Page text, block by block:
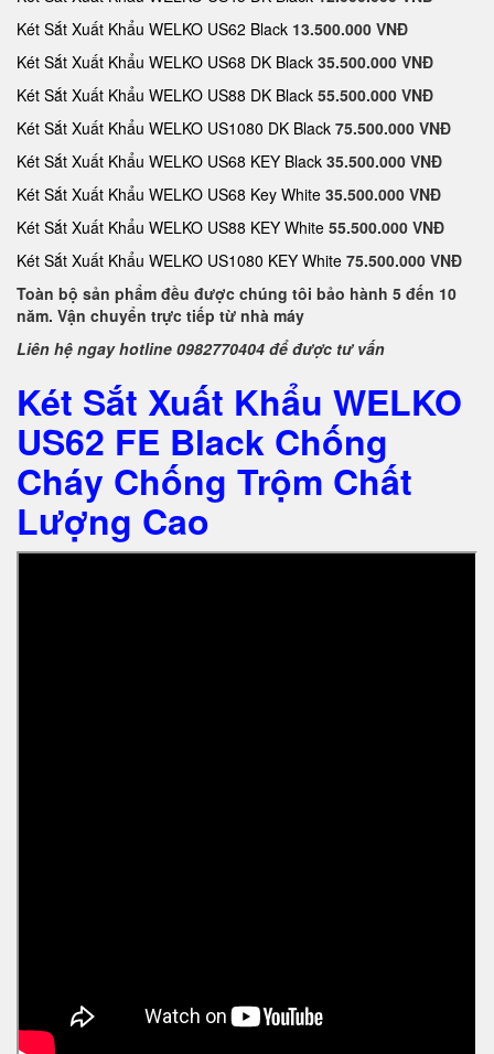
Két Sắt Xuất Khẩu WELKO US62 Black 13.500.000 VNĐ
Két Sắt Xuất Khẩu WELKO US68 DK Black 35.500.000 VNĐ
Két Sắt Xuất Khẩu WELKO US88 DK Black 55.500.000 VNĐ
Két Sắt Xuất Khẩu WELKO US1080 DK Black 75.500.000 VNĐ
Két Sắt Xuất Khẩu WELKO US68 KEY Black 35.500.000 VNĐ
Két Sắt Xuất Khẩu WELKO US68 Key White 35.500.000 VNĐ
Két Sắt Xuất Khẩu WELKO US88 KEY White 55.500.000 VNĐ
Két Sắt Xuất Khẩu WELKO US1080 KEY White 75.500.000 VNĐ
Toàn bộ sản phẩm đều được chúng tôi bảo hành 5 đến 10
năm. Vận chuyển trực tiếp từ nhà máy
Liên hệ ngay hotline 0982770404 để được tư vấn
Két Sắt Xuất Khẩu WELKO
US62 FE Black Chống
Cháy Chống Trộm Chất
Lượng Cao